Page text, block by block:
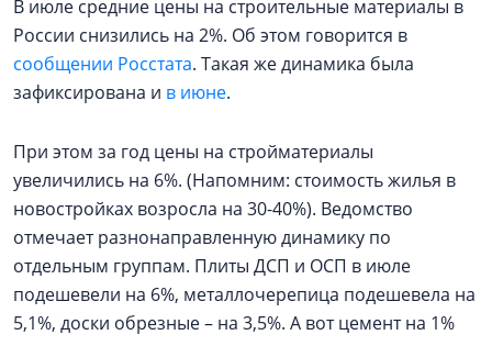
В июле средние цены на строительные материалы в
России снизились на 2%. Об этом говорится в
сообщении Росстата. Такая же динамика была
зафиксирована и в июне.
При этом за год цены на стройматериалы
увеличились на 6%. (Напомним: стоимость жилья в
новостройках возросла на 30-40%). Ведомство
отмечает разнонаправленную динамику по
отдельным группам. Плиты ДСП и ОСП в июле
подешевели на 6%, металлочерепица подешевела на
5,1%, доски обрезные – на 3,5%. А вот цемент на 1%